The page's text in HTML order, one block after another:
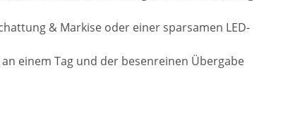
& Markise oder einer sparsamen LED-
einem Tag und der besenreinen Übergabe